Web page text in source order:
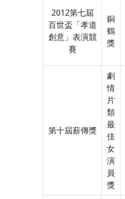
2012第七屆
百世盃「孝道
創意」表演競
賽
銅
鶴
獎
第十屆薪傳獎
劇
情
片
類
最
佳
女
演
員
獎